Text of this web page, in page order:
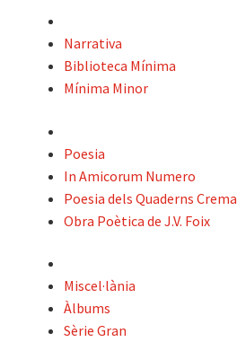
Distribució
Contacte
El meu compte
Cercar
Wishlist
Narrativa
Biblioteca Mínima
Mínima Minor
Poesia
In Amicorum Numero
Poesia dels Quaderns Crema
Obra Poètica de J.V. Foix
Miscel·lània
Àlbums
Sèrie Gran